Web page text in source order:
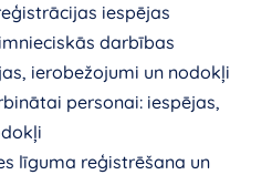
iespējas
darbības
ierobežojumi un nodokļi
personai: iespējas,
līguma reģistrēšana un